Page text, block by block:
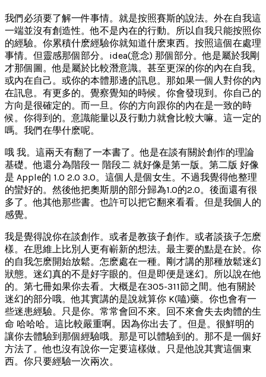
我們必須要了解一件事情。就是按照賽斯的說法。外在自我這
一端並沒有創造性。他不是內在的行動。所以自我只能按照你
的經驗。你累積什麽經驗你就知道什麽東西。按照這個在處理
事情。但靈感那個部分。idea(意念) 那個部分。他是屬於我剛
才那個圖。他是屬於比較潛意識。甚至更深的你的內在自我。
或內在自己。或你的本體那邊的訊息。那如果一個人對你的內
在訊息。有更多的。覺察覺知的時候。你會發現到。你自己的
方向是很確定的。而一旦。你的方向跟你的內在是一致的時
候。你得到的。意識能量以及行動力就會比較大嘛。這一定的
嗎。我們在學什麽呢。
哦 我。這兩天有翻了一本書了。他是在談有關於創作的理論
基礎。他還分為階段一 階段二 就好像是第一版。第二版 好像
是 Apple的 1.0 2.0 3.0。這個人是個女生。不過我覺得他整理
的蠻好的。然後他把奧斯朋的部分歸為1.0的2.0。後面還有很
多了。他其他那些書。也許可以把它翻來看看。但是我個人的
感覺。
我是覺得說你在談創作。或者是教孩子創作。或者談孩子怎麽
樣。在思維上比別人更有嶄新的想法。最主要的點是在於。你
的自我怎麽開始放鬆。怎麽處在一種。剛才講的那種放鬆迷幻
狀態。迷幻真的不是好字眼的。但是即便是迷幻。所以說在他
的。第七冊如果你去看。大概是在305-311節之間。他有關於
迷幻的部分哦。他其實講的是說就算你 K(嗑)藥。你也會有一
些迷患經驗。只是你。常常會回不來。回不來會失去肉體的生
命 哈哈哈。這比較嚴重啊。因為你出去了。但是。很鮮明的
讓你去體驗到那個經驗哦。那是可以體驗到的。那不是一個好
方法了。他也沒有說你一定要這樣做。只是他說其實這個東
西。你只要經驗一次兩次。